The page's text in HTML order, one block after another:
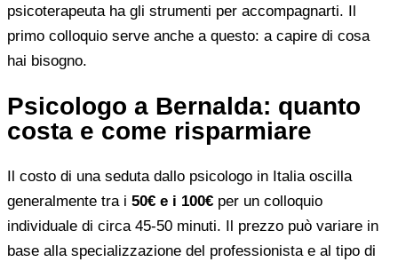
psicoterapeuta ha gli strumenti per accompagnarti. Il
primo colloquio serve anche a questo: a capire di cosa
hai bisogno.
Psicologo a Bernalda: quanto
costa e come risparmiare
Il costo di una seduta dallo psicologo in Italia oscilla
generalmente tra i 50€ e i 100€ per un colloquio
individuale di circa 45-50 minuti. Il prezzo può variare in
base alla specializzazione del professionista e al tipo di